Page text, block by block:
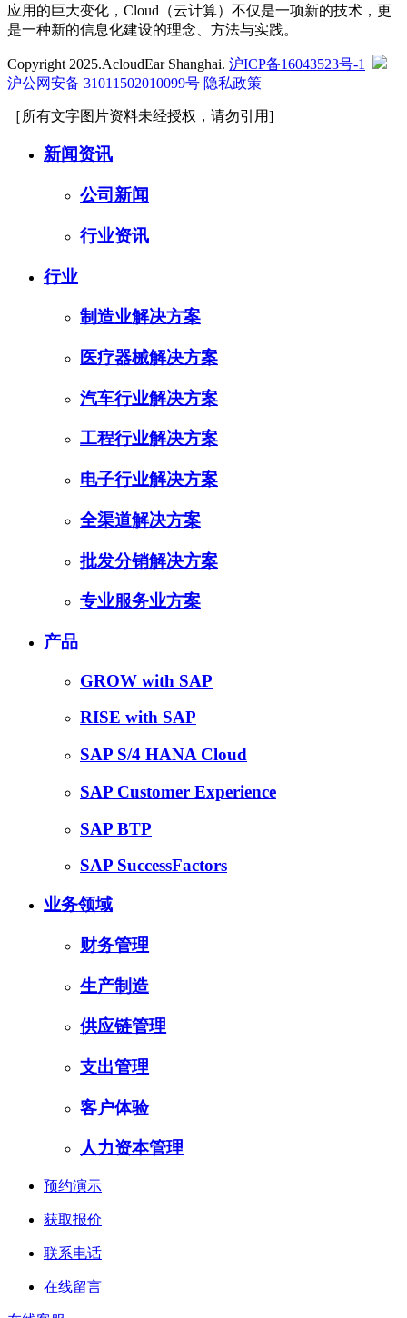
应用的巨大变化，Cloud（云计算）不仅是一项新的技术，更
是一种新的信息化建设的理念、方法与实践。
Copyright 2025.AcloudEar Shanghai. 沪ICP备16043523号-1
沪公网安备 31011502010099号 隐私政策
［所有文字图片资料未经授权，请勿引用]
新闻资讯
公司新闻
行业资讯
行业
制造业解决方案
医疗器械解决方案
汽车行业解决方案
工程行业解决方案
电子行业解决方案
全渠道解决方案
批发分销解决方案
专业服务业方案
产品
GROW with SAP
RISE with SAP
SAP S/4 HANA Cloud
SAP Customer Experience
SAP BTP
SAP SuccessFactors
业务领域
财务管理
生产制造
供应链管理
支出管理
客户体验
人力资本管理
预约演示
获取报价
联系电话
在线留言